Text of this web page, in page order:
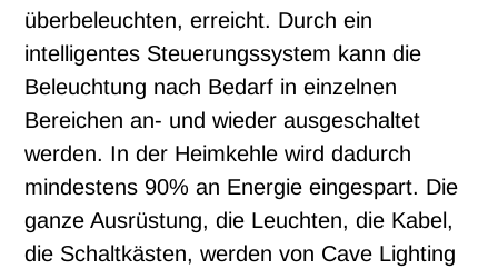
überbeleuchten, erreicht. Durch ein
intelligentes Steuerungssystem kann die
Beleuchtung nach Bedarf in einzelnen
Bereichen an- und wieder ausgeschaltet
werden. In der Heimkehle wird dadurch
mindestens 90% an Energie eingespart. Die
ganze Ausrüstung, die Leuchten, die Kabel,
die Schaltkästen, werden von Cave Lighting